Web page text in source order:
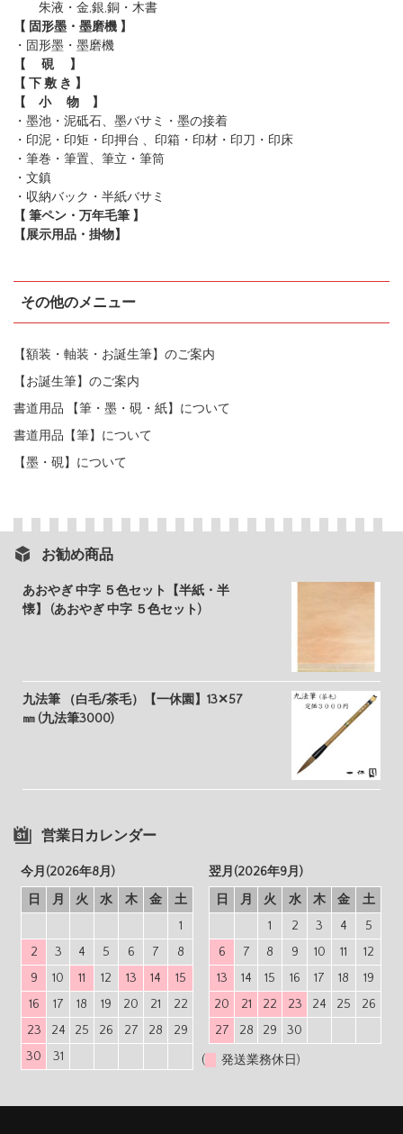
朱液・金,銀,銅・木書
【 固形墨・墨磨機 】
・固形墨 ・墨磨機
【 硯 】
【 下 敷 き 】
【 小 物 】
・墨池・泥砥石、墨バサミ・墨の接着
・印泥・印矩・印押台 、印箱・印材・印刀・印床
・筆巻・筆置、筆立・筆筒
・文鎮
・収納バック・半紙バサミ
【 筆ペン・万年毛筆 】
【展示用品・掛物】
その他のメニュー
【額装・軸装・お誕生筆】のご案内
【お誕生筆】のご案内
書道用品 【筆・墨・硯・紙】について
書道用品【筆】について
【墨・硯】について
お勧め商品
あおやぎ 中字 ５色セット【半紙・半
懐】 (あおやぎ 中字 ５色セット)
九法筆 （白毛/茶毛）【一休園】13✕57
㎜ (九法筆3000)
営業日カレンダー
今月(2026年8月)
日
月 火 水 木 金
土
1
2
3 4 5 6 7
8
9
10 11 12 13 14
15
16
17 18 19 20 21
22
23
24 25 26 27 28
29
30
31
翌月(2026年9月)
日
月 火 水 木 金
土
1
2 3 4
5
6
7 8 9 10 11
12
13
14 15 16 17 18
19
20
21 22 23 24 25
26
27
28 29 30
( 発送業務休日)